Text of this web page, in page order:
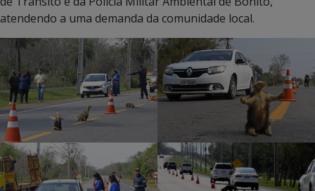
atendendo a uma demanda da comunidade local.